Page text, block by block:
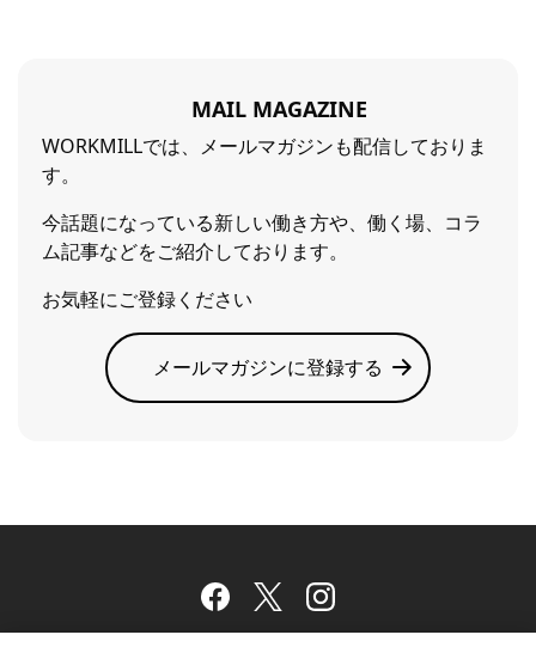
MAIL MAGAZINE
WORKMILLでは、メールマガジンも配信しておりま
す。
今話題になっている新しい働き方や、働く場、コラ
ム記事などをご紹介しております。
お気軽にご登録ください
メールマガジンに登録する
Facebook
TwitterInstagram